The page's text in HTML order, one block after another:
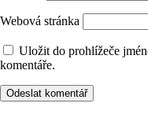
Webová stránka
Uložit do prohlížeče
komentáře.